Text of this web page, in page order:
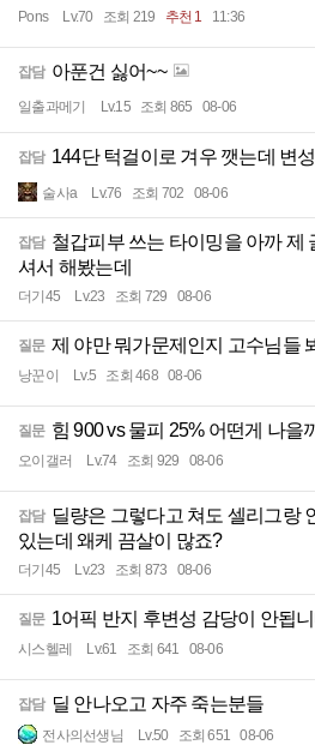
Pons Lv.70 조회 219 추천 1 11:36
잡담 아푼건 싫어~~
일출과메기 Lv.15 조회 865 08-06
잡담 144단 턱걸이로 겨우 깻는데 변
술사a Lv.76 조회 702 08-06
잡담 철갑피부 쓰는 타이밍을 아까 제
셔서 해봤는데
더기45 Lv.23 조회 729 08-06
질문 제 야만 뭐가문제인지 고수님들
낭꾼이 Lv.5 조회 468 08-06
질문 힘 900 vs 물피 25% 어떤게 나을
오이갤러 Lv.74 조회 929 08-06
잡담 딜량은 그렇다고 쳐도 셀리그랑
있는데 왜케 끔살이 많죠?
더기45 Lv.23 조회 873 08-06
질문 1어픽 반지 후변성 감당이 안됩
시스헬레 Lv.61 조회 641 08-06
잡담 딜 안나오고 자주 죽는분들
전사의선생님 Lv.50 조회 651 08-06